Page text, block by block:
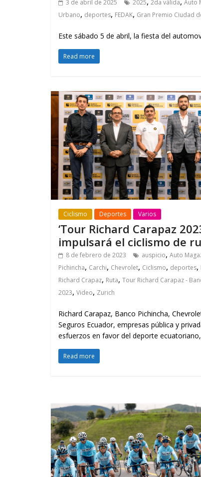
3 de abril de 2025 2025 2da válida Auto
Urbano, deportes, FEDAK, Gran Premio Ciudad
Este sábado 5 de abril, la fiesta del
Read more
Ciclismo Deportes Varios
‘Tour Richard Carapaz
impulsará el ciclismo de
8 de febrero de 2023 auspicio, Auto
Pichincha, Carchi, Chevrolet, Ciclismo, deportes,
Richard Crapaz, Ruta, Tour Richard Carapaz -
2023, Video, Zurich
Richard Carapaz, Banco Pichincha,
Seguros Ecuador, empresas pública y
esfuerzos en favor del deporte ecuatoriano,
Read more